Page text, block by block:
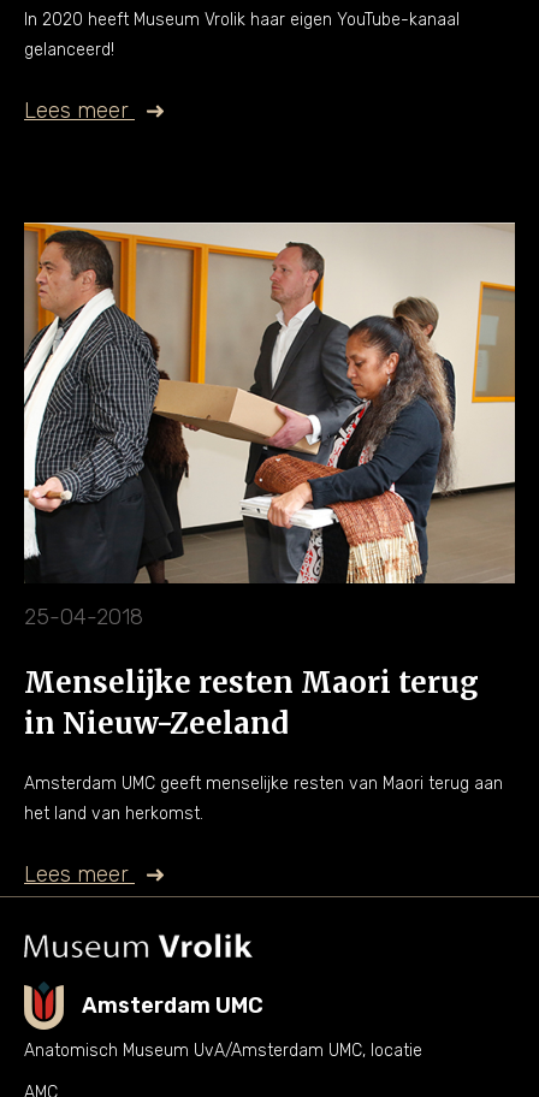
In 2020 heeft Museum Vrolik haar eigen YouTube-kanaal
gelanceerd!
Lees meer
25-04-2018
Menselijke resten Maori terug
in Nieuw-Zeeland
Amsterdam UMC geeft menselijke resten van Maori terug aan
het land van herkomst.
Lees meer
Amsterdam UMC
Anatomisch Museum UvA/Amsterdam UMC, locatie
AMC